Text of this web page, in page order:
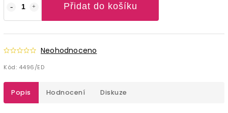
Přidat do košíku
Neohodnoceno
Kód: 4496/ED
Popis Hodnocení Diskuze